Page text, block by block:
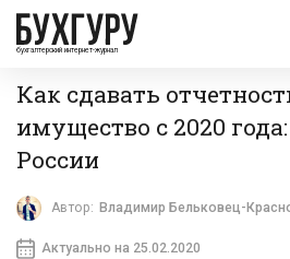
бухгалтерский интернет-журнал
Как сдавать
имущество с 2020
России
Автор: Владимир Бельковец-
Актуально на 25.02.2020